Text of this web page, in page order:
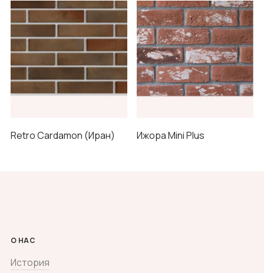
Retro Cardamon (Иран) Ижора Mini Plus
О НАС
История